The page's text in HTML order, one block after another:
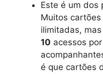
Este é um dos
Muitos
ilimitadas,
10 acessos
é que cartões